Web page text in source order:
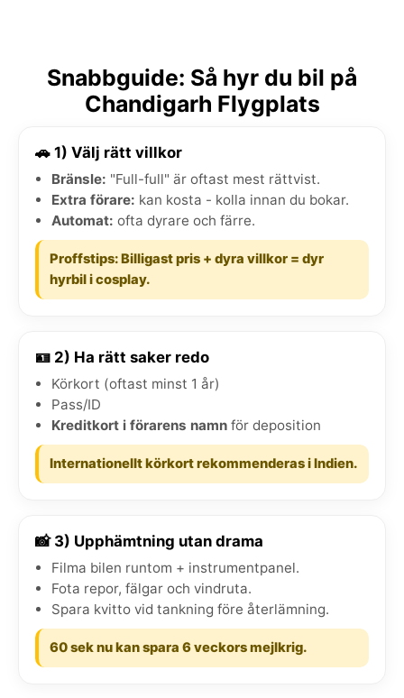
Snabbguide: Så hyr du bil på
Chandigarh Flygplats
🚗 1) Välj rätt villkor
Bränsle: "Full-full" är oftast mest rättvist.
Extra förare: kan kosta - kolla innan du bokar.
Automat: ofta dyrare och färre.
Proffstips: Billigast pris + dyra villkor = dyr
hyrbil i cosplay.
🪪 2) Ha rätt saker redo
Körkort (oftast minst 1 år)
Pass/ID
Kreditkort i förarens namn för deposition
Internationellt körkort rekommenderas i Indien.
📸 3) Upphämtning utan drama
Filma bilen runtom + instrumentpanel.
Fota repor, fälgar och vindruta.
Spara kvitto vid tankning före återlämning.
60 sek nu kan spara 6 veckors mejlkrig.